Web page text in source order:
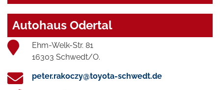
Autohaus Odertal
Ehm-Welk-Str. 81
16303 Schwedt/O.
peter.rakoczy@toyota-schwedt.de